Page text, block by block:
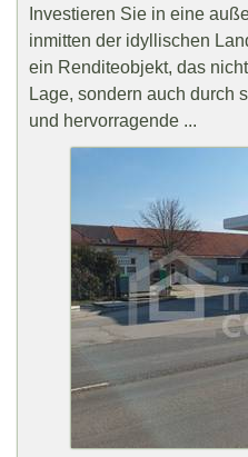
Investieren Sie in eine
inmitten der idyllischen
ein Renditeobjekt, das
Lage, sondern auch durch
und hervorragende ...